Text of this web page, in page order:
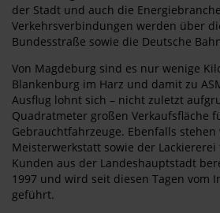
der Stadt und auch die
Verkehrsverbindungen werden über
Bundesstraße sowie die Deutsche
Von Magdeburg sind es nur wenige
Blankenburg im Harz und damit zu
Ausflug lohnt sich – nicht zuletzt
Quadratmeter großen Verkaufsfläche
Gebrauchtfahrzeuge. Ebenfalls
Meisterwerkstatt sowie der
Kunden aus der Landeshauptstadt
1997 und wird seit diesen Tagen vom
geführt.